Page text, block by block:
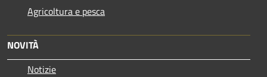
Agricoltura e pesca
NOVITÀ
Notizie